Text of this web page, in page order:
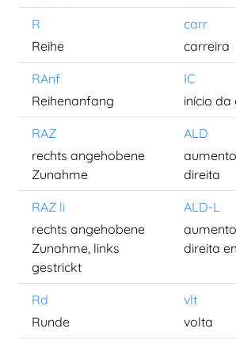
R
carr
Reihe
carreira
RAnf
IC
Reihenanfang
início da
RAZ
ALD
rechts angehobene
Zunahme
direita
RAZ li
ALD-L
rechts angehobene
Zunahme, links
gestrickt
direita
Rd
vlt
Runde
volta